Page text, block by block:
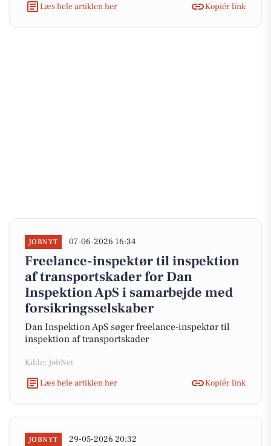
Læs hele artiklen her
Kopiér link
JOBNYT 07-06-2026 16:34
Freelance-inspektør til inspektion
af transportskader for Dan
Inspektion ApS i samarbejde med
forsikringsselskaber
Dan Inspektion ApS søger freelance-inspektør til
inspektion af transportskader
Kilde: JobNet
Læs hele artiklen her
Kopiér link
JOBNYT 29-05-2026 20:32